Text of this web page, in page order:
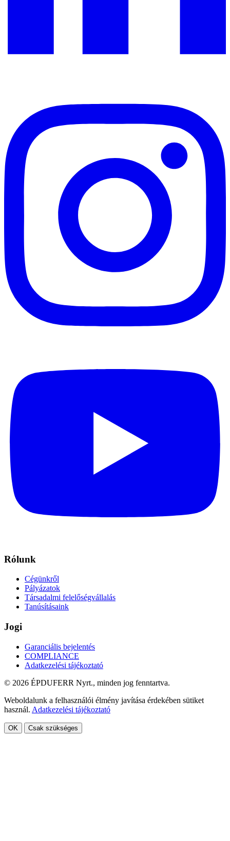
Rólunk
Cégünkről
Pályázatok
Társadalmi felelőségvállalás
Tanúsításaink
Jogi
Garanciális bejelentés
COMPLIANCE
Adatkezelési tájékoztató
© 2026 ÉPDUFERR Nyrt., minden jog fenntartva.
Weboldalunk a felhasználói élmény javítása érdekében sütiket
használ. Adatkezelési tájékoztató
OK Csak szükséges